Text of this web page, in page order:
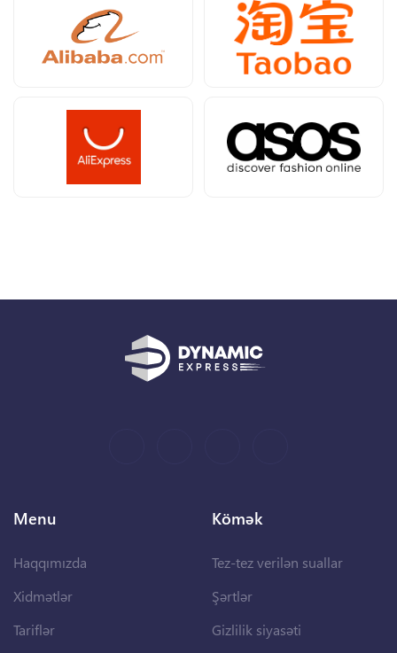
Menu
Haqqımızda
Xidmətlər
Tariflər
Kömək
Tez-tez verilən suallar
Şərtlər
Gizlilik siyasəti